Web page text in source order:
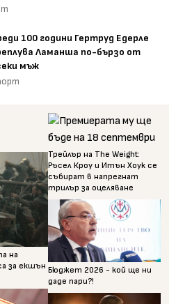
100 години Гертруд Едерле
Ламанша по-бързо от
мъж
на
за екшън
Трейлър на The Weight:
Ръсел Кроу и Итън Хоук се
събират в напрегнат
трилър за оцеляване
Бюджет 2026 - кой ще ни
даде пари?!